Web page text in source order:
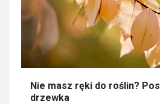
Nie masz ręki do roślin?
drzewka